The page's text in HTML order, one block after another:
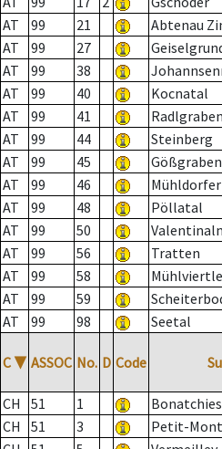
AT
99 21 Abtenau
AT
99 27
AT
99 38
AT
99 40 Kocnatal
AT
99 41 Radlgraben
AT
99 44 Steinberg
AT
99 45 Gößgraben
AT
99 46
AT
99 48 Pöllatal
AT
99 50
AT
99 56 Tratten
AT
99 58
AT
99 59
AT
99 98 Seetal
C ▼ ASSOC No. D Code
CH 51 1
CH
51 3 Petit-Mont